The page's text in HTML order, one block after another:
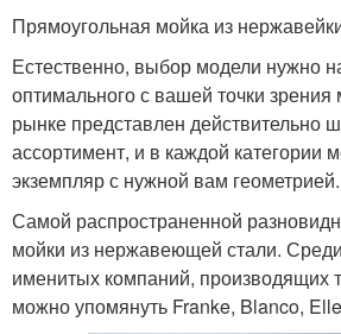
Прямоугольная мойка из
Естественно, выбор модели нужно
оптимального с вашей точки
рынке представлен действительно
ассортимент, и в каждой категории
экземпляр с нужной вам геометрией.
Самой распространенной
мойки из нержавеющей стали.
именитых компаний, производящих
можно упомянуть Franke, Blanco,